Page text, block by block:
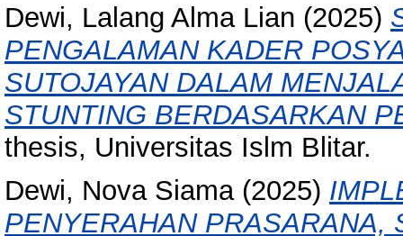
Dewi, Lalang Alma Lian (2025)
PENGALAMAN KADER
SUTOJAYAN DALAM
STUNTING BERDASARKAN
thesis, Universitas Islm Blitar.
Dewi, Nova Siama(2025)
PENYERAHAN PRASARANA,